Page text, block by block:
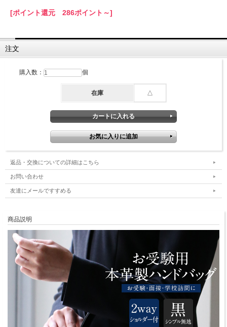
[ポイント還元 286ポイント～]
注文
購入数： 個
在庫 △
返品・交換についての詳細はこちら
お問い合わせ
友達にメールですすめる
商品説明